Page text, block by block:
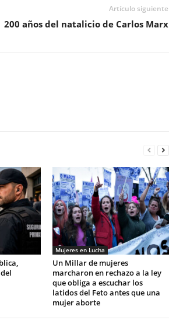
Artículo siguiente
200 años del natalicio de Carlos Marx
Mujeres en Lucha
Un Millar de mujeres
marcharon en rechazo a la ley
que obliga a escuchar los
latidos del Feto antes que una
mujer aborte